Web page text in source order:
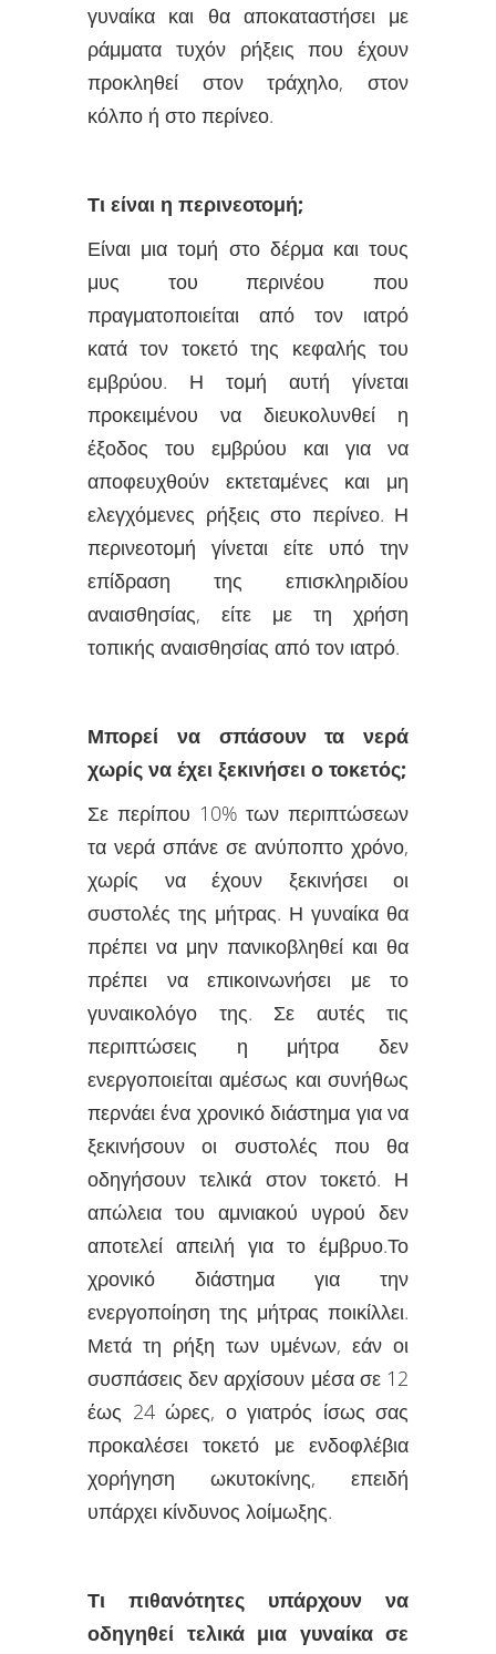
γυναίκα και θα αποκαταστήσει με
ράμματα τυχόν ρήξεις που έχουν
προκληθεί στον τράχηλο, στον
κόλπο ή στο περίνεο.
Τι είναι η περινεοτομή;
Είναι μια τομή στο δέρμα και τους
μυς του περινέου που
πραγματοποιείται από τον ιατρό
κατά τον τοκετό της κεφαλής του
εμβρύου. Η τομή αυτή γίνεται
προκειμένου να διευκολυνθεί η
έξοδος του εμβρύου και για να
αποφευχθούν εκτεταμένες και μη
ελεγχόμενες ρήξεις στο περίνεο. Η
περινεοτομή γίνεται είτε υπό την
επίδραση της επισκληριδίου
αναισθησίας, είτε με τη χρήση
τοπικής αναισθησίας από τον ιατρό.
Μπορεί να σπάσουν τα νερά
χωρίς να έχει ξεκινήσει ο τοκετός;
Σε περίπου 10% των περιπτώσεων
τα νερά σπάνε σε ανύποπτο χρόνο,
χωρίς να έχουν ξεκινήσει οι
συστολές της μήτρας. Η γυναίκα θα
πρέπει να μην πανικοβληθεί και θα
πρέπει να επικοινωνήσει με το
γυναικολόγο της. Σε αυτές τις
περιπτώσεις η μήτρα δεν
ενεργοποιείται αμέσως και συνήθως
περνάει ένα χρονικό διάστημα για να
ξεκινήσουν οι συστολές που θα
οδηγήσουν τελικά στον τοκετό. Η
απώλεια του αμνιακού υγρού δεν
αποτελεί απειλή για το έμβρυο.Το
χρονικό διάστημα για την
ενεργοποίηση της μήτρας ποικίλλει.
Μετά τη ρήξη των υμένων, εάν οι
συσπάσεις δεν αρχίσουν μέσα σε 12
έως 24 ώρες, ο γιατρός ίσως σας
προκαλέσει το­κετό με ενδοφλέβια
χορήγηση ωκυτοκίνης, επειδή
υπάρχει κίνδυ­νος λοίμωξης.
Τι πιθανότητες υπάρχουν να
οδηγηθεί τελικά μια γυναίκα σε